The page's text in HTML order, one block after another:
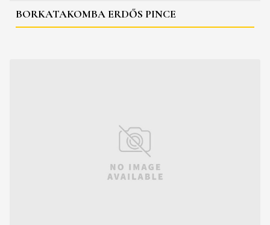
BORKATAKOMBA ERDŐS PINCE